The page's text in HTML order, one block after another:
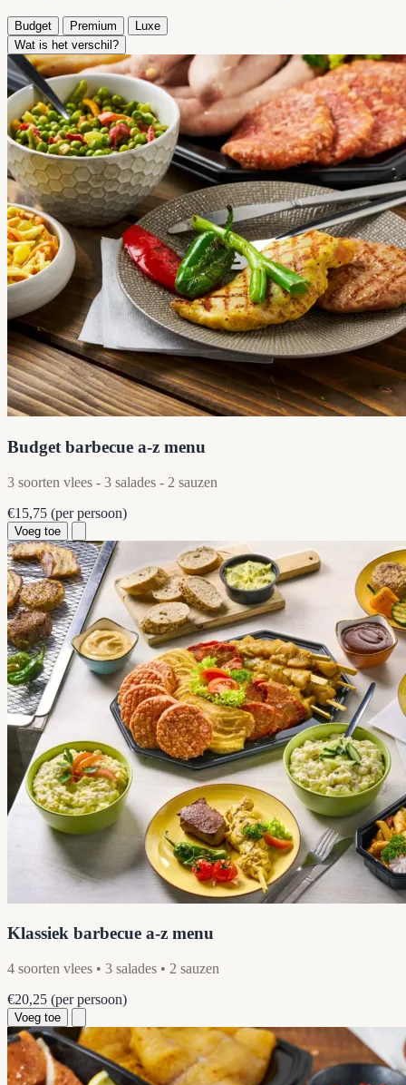
Budget Premium
Luxe
Wat is het verschil?
Budget barbecue a-z menu
3 soorten vlees - 3 salades - 2 sauzen
€15,75 (per persoon)
Voeg toe
Klassiek barbecue a-z menu
4 soorten vlees • 3 salades • 2 sauzen
€20,25 (per persoon)
Voeg toe